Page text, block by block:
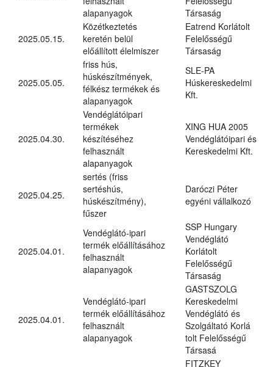
alapanyagok
Társaság
2025.05.15.
Közétkeztetés
keretén belül
előállított élelmiszer
Eatrend Korlátolt
Felelősségű
Társaság
2025.05.05.
friss hús,
húskészítmények,
félkész termékek és
alapanyagok
SLE-PA
Húskereskedelmi
Kft.
2025.04.30.
Vendéglátóipari
termékek
készítéséhez
felhasznált
alapanyagok
XING HUA 2005
Vendéglátóipari és
Kereskedelmi Kft.
2025.04.25.
sertés (friss
sertéshús,
húskészítmény),
fűszer
Daróczi Péter
egyéni vállalkozó
2025.04.01.
Vendéglátó-ipari
termék előállításához
felhasznált
alapanyagok
SSP Hungary
Vendéglátó
Korlátolt
Felelősségű
Társaság
2025.04.01.
Vendéglátó-ipari
termék előállításához
felhasznált
alapanyagok
GASTSZOLG
Kereskedelmi
Vendéglátó és
Szolgáltató Korlá
tolt Felelősségű
Társasá
FITZKEY